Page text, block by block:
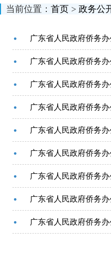
当前位置： 首页 > 政务公
广东省人民政府侨务
广东省人民政府侨务
广东省人民政府侨务
广东省人民政府侨务
广东省人民政府侨务
广东省人民政府侨务
广东省人民政府侨务
广东省人民政府侨务
广东省人民政府侨务